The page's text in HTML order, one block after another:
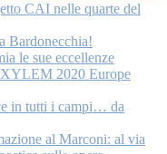
CAI nelle quarte del
Bardonecchia!
le sue eccellenze
2020 Europe
in tutti i campi… da
al Marconi: al via